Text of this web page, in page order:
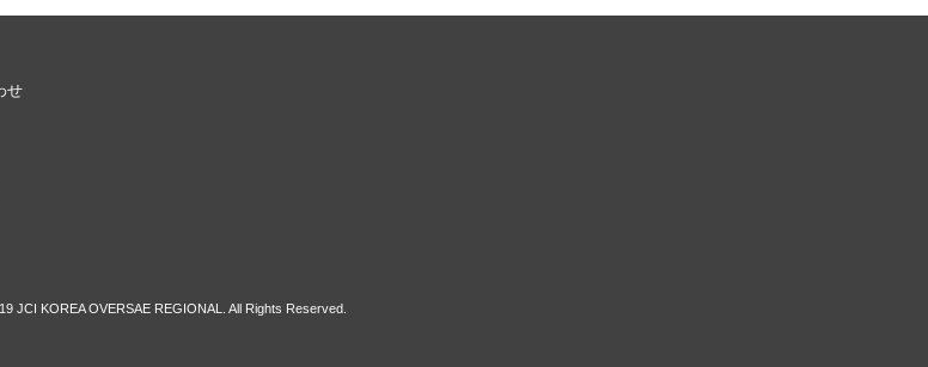
せ
JCI KOREA OVERSAE REGIONAL. All Rights Reserved.